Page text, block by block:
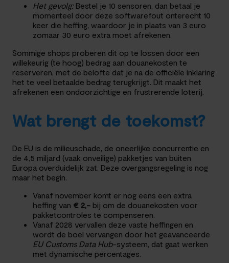
Het gevolg:Bestel je 10 sensoren, dan betaal je
momenteel door deze softwarefout onterecht 10
keer die heffing, waardoor je in plaats van 3 euro
zomaar 30 euro extra moet afrekenen.
Sommige shops proberen dit op te lossen door een
willekeurig (te hoog) bedrag aan douanekosten te
reserveren, met de belofte dat je na de officiële inklaring
het te veel betaalde bedrag terugkrijgt. Dit maakt het
afrekenen een ondoorzichtige en frustrerende loterij.
Wat brengt de toekomst?
De EU is de milieuschade, de oneerlijke concurrentie en
de 4,5 miljard (vaak onveilige) pakketjes van buiten
Europa overduidelijk zat. Deze overgangsregeling is nog
maar het begin.
Vanaf november komt er nog eens een extra
heffing van € 2,- bij om de douanekosten voor
pakketcontroles te compenseren.
Vanaf 2028 vervallen deze vaste heffingen en
wordt de boel vervangen door het geavanceerde
EU Customs Data Hub-systeem, dat gaat werken
met dynamische percentages.